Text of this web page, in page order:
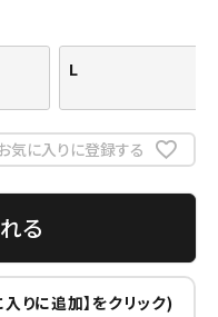
L
気に入りに登録する
る
りに追加】をクリック)